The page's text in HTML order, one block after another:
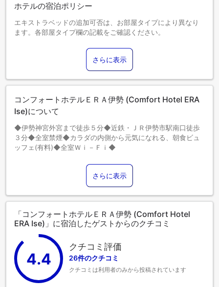
ホテルの宿泊ポリシー
エキストラベッドの追加可否は、お部屋タイプにより異なり
ます。各部屋タイプ欄の記載をご確認ください。
さらに表示
コンフォートホテルＥＲＡ伊勢 (Comfort Hotel ERA
Ise)について
◆伊勢神宮外宮まで徒歩５分◆近鉄・ＪＲ伊勢市駅南口徒歩
３分◆全室禁煙◆カラダの内側から元気になれる、朝食ビュ
ッフェ(有料)◆全室Ｗｉ－Ｆｉ◆
さらに表示
「コンフォートホテルＥＲＡ伊勢 (Comfort Hotel
ERA Ise)」に宿泊したゲストからのクチコミ
4.4
クチコミ評価
26件のクチコミ
クチコミは利用者のみから投稿されています